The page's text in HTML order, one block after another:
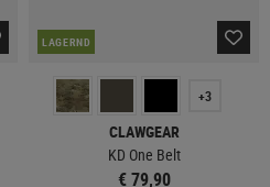
LAGERND
+3
CLAWGEAR
KD One Belt
€ 79,90